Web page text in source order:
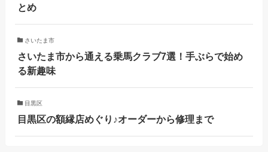
とめ
さいたま市
さいたま市から通える乗馬クラブ7選！手ぶらで始め
る新趣味
目黒区
目黒区の額縁店めぐり♪オーダーから修理まで